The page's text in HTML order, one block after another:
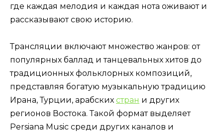
где каждая мелодия и каждая нота оживают и
рассказывают свою историю.
Трансляции включают множество жанров: от
популярных баллад и танцевальных хитов до
традиционных фольклорных композиций,
представляя богатую музыкальную традицию
Ирана, Турции, арабских стран и других
регионов Востока. Такой формат выделяет
Persiana Music среди других каналов и